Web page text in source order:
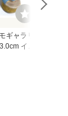
ギャラリ
イタ